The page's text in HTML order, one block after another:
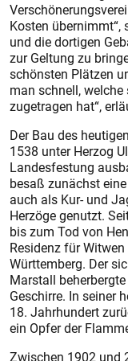
Kosten übernimmt“,
und die dortigen
zur Geltung zu
schönsten Plätzen
man schnell,
zugetragen hat“,
Der Bau des
1538 unter Herzog
Landesfestung
besaß zunächst
auch als Kur- und
Herzöge genutzt.
bis zum Tod von
Residenz für
Württemberg. Der
Marstall
Geschirre. In seiner
18. Jahrhundert
ein Opfer der
Zwischen 1902 und